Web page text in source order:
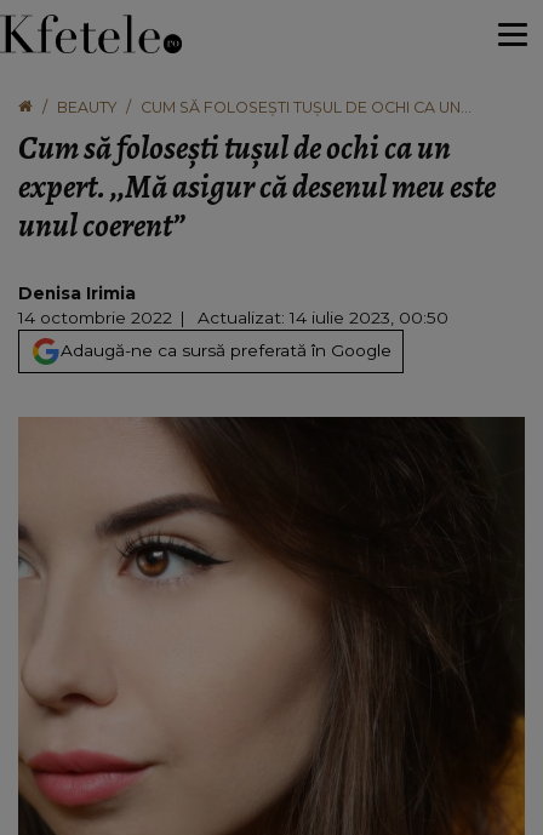
BEAUTY
CUM SĂ FOLOSEȘTI TUȘUL DE OCHI CA UN
COERENT”
Cum să folosești tușul de ochi ca un
expert. ,,Mă asigur că desenul meu este
unul coerent”
Denisa Irimia
14 octombrie 2022
Actualizat: 14 iulie 2023, 00:50
Adaugă-ne ca sursă preferată în Google